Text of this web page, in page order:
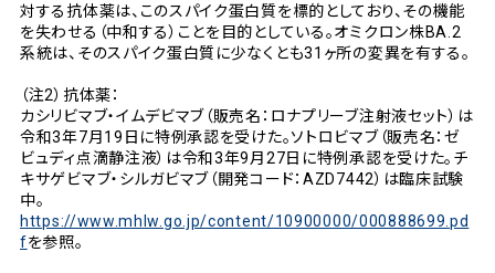
対する抗体薬は、このスパイク蛋白質を標的としており、その機能
を失わせる（中和する）ことを目的としている。オミクロン株BA.2
系統は、そのスパイク蛋白質に少なくとも31ヶ所の変異を有する。
（注2）抗体薬：
カシリビマブ・イムデビマブ（販売名：ロナプリーブ注射液セット）は
令和3年7月19日に特例承認を受けた。ソトロビマブ（販売名：ゼ
ビュディ点滴静注液）は令和3年9月27日に特例承認を受けた。チ
キサゲビマブ・シルガビマブ（開発コード：AZD7442）は臨床試験
中。
https://www.mhlw.go.jp/content/10900000/000888699.pd
fを参照。